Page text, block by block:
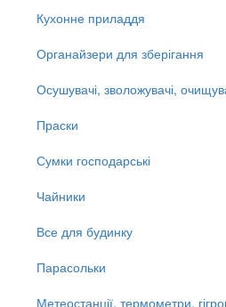
Кухонне приладдя
Органайзери для зберігання
Осушувачі, зволожувачі,
Праски
Сумки господарські
Чайники
Все для будинку
Парасольки
Метеостанції, термометри,